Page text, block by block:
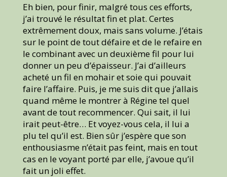
Eh bien, pour finir, malgré tous ces efforts,
j’ai trouvé le résultat fin et plat. Certes
extrêmement doux, mais sans volume. J’étais
sur le point de tout défaire et de le refaire en
le combinant avec un deuxième fil pour lui
donner un peu d’épaisseur. J’ai d’ailleurs
acheté un fil en mohair et soie qui pouvait
faire l’affaire. Puis, je me suis dit que j’allais
quand même le montrer à Régine tel quel
avant de tout recommencer. Qui sait, il lui
irait peut-être… Et voyez-vous cela, il lui a
plu tel qu’il est. Bien sûr j’espère que son
enthousiasme n’était pas feint, mais en tout
cas en le voyant porté par elle, j’avoue qu’il
fait un joli effet.